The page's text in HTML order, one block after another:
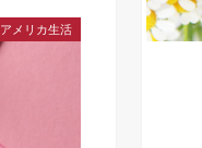
アメリカ生活